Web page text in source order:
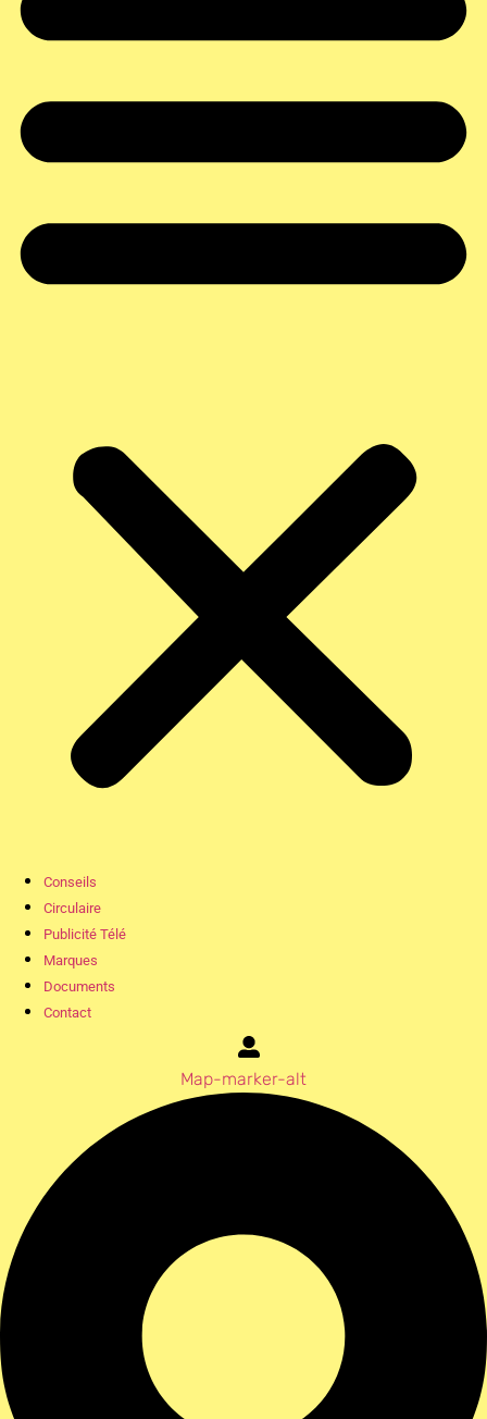
Conseils
Circulaire
Publicité Télé
Marques
Documents
Contact
Map-marker-alt